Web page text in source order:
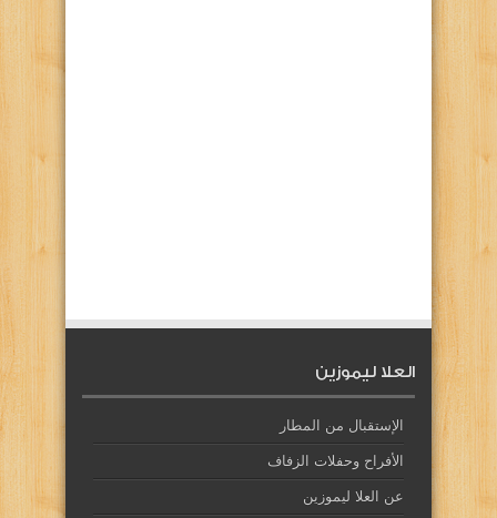
العلا ليموزين
الإستقبال من المطار
الأفراح وحفلات الزفاف
عن العلا ليموزين